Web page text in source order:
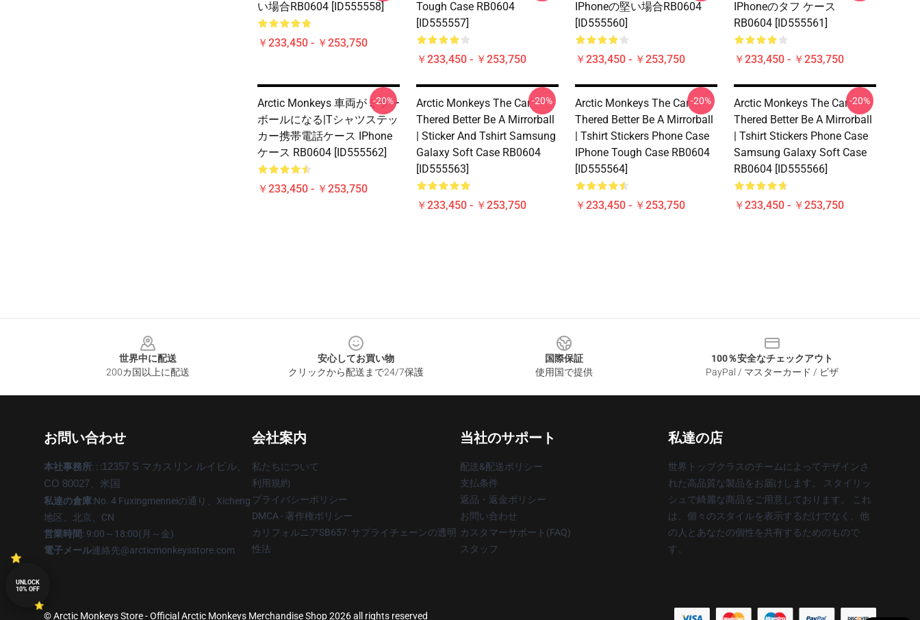
い場合RB0604 [ID555558]
￥233,450 - ￥253,750
Tough Case RB0604
[ID555557]
￥233,450 - ￥253,750
IPhoneの堅い場合RB0604
[ID555560]
￥233,450 - ￥253,750
IPhoneのタフ ケース
RB0604 [ID555561]
￥233,450 - ￥253,750
Arctic Monkeys 車両がミラー
ボールになる|Tシャツステッ
カー携帯電話ケース IPhone
ケース RB0604 [ID555562]
￥233,450 - ￥253,750
-20%
Arctic Monkeys The Car
Thered Better Be A Mirrorball
| Sticker And Tshirt Samsung
Galaxy Soft Case RB0604
[ID555563]
￥233,450 - ￥253,750
-20%
Arctic Monkeys The Car
Thered Better Be A Mirrorball
| Tshirt Stickers Phone Case
IPhone Tough Case RB0604
[ID555564]
￥233,450 - ￥253,750
-20%
Arctic Monkeys The Car
Thered Better Be A Mirrorball
| Tshirt Stickers Phone Case
Samsung Galaxy Soft Case
RB0604 [ID555566]
￥233,450 - ￥253,750
-20%
世界中に配送
200カ国以上に配送
安心してお買い物
クリックから配送まで24/7保護
国際保証
使用国で提供
100％安全なチェックアウト
PayPal / マスターカード / ビザ
お問い合わせ
本社事務所: : :12357 S マカスリン ルイビル、
CO 80027、米国
私達の倉庫:No. 4 Fuxingmenneiの通り、Xicheng
地区、北京、CN
営業時間: 9:00～18:00(月～金)
電子メール連絡先@arcticmonkeysstore.com
会社案内
私たちについて
利用規約
プライバシーポリシー
DMCA - 著作権ポリシー
カリフォルニアSB657: サプライチェーンの透明
性法
当社のサポート
配送&配送ポリシー
支払条件
返品・返金ポリシー
お問い合わせ
カスタマーサポート(FAQ)
スタッフ
私達の店
世界トップクラスのチームによってデザインさ
れた高品質な製品をお届けします。 スタイリッ
シュで綺麗な商品をご用意しております。 これ
は、個々のスタイルを表示するだけでなく、他
の人とあなたの個性を共有するためのもので
す。
© Arctic Monkeys Store - Official Arctic Monkeys Merchandise Shop 2026 all rights reserved
UNLOCK
10% OFF